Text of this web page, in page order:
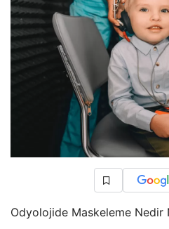
Odyolojide Maskeleme Nedir